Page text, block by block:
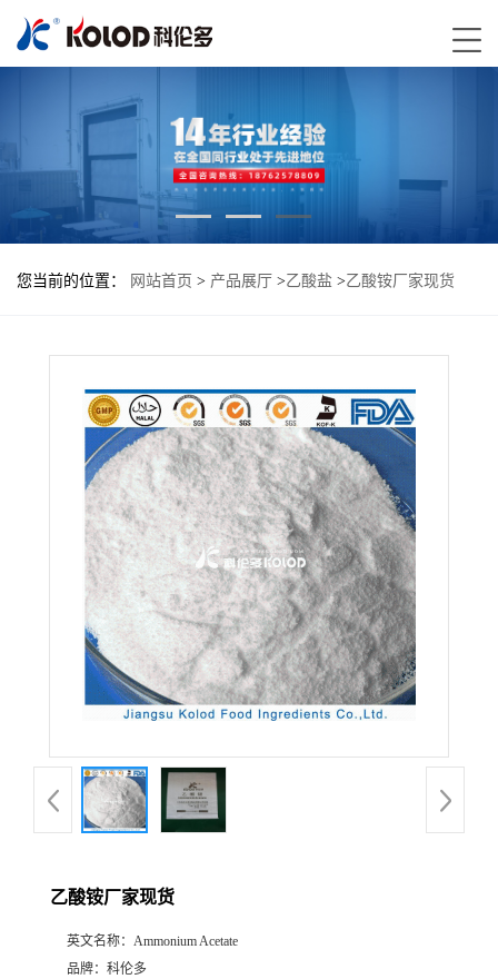
您当前的位置： 网站首页 > 产品展厅 >乙酸盐 >乙酸铵厂家现货
乙酸铵厂家现货
英文名称： Ammonium Acetate
品牌： 科伦多